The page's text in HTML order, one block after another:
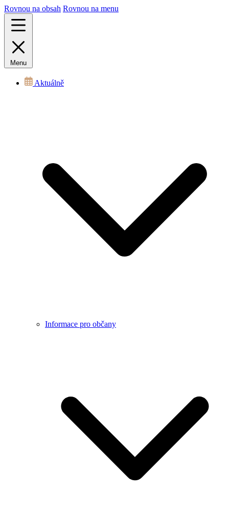
Rovnou na obsah Rovnou na menu
Menu
Aktuálně
Informace pro občany